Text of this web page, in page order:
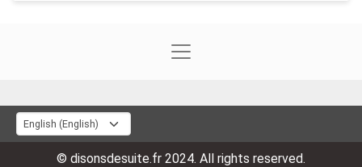
© disonsdesuite.fr 2024. All rights reserved.